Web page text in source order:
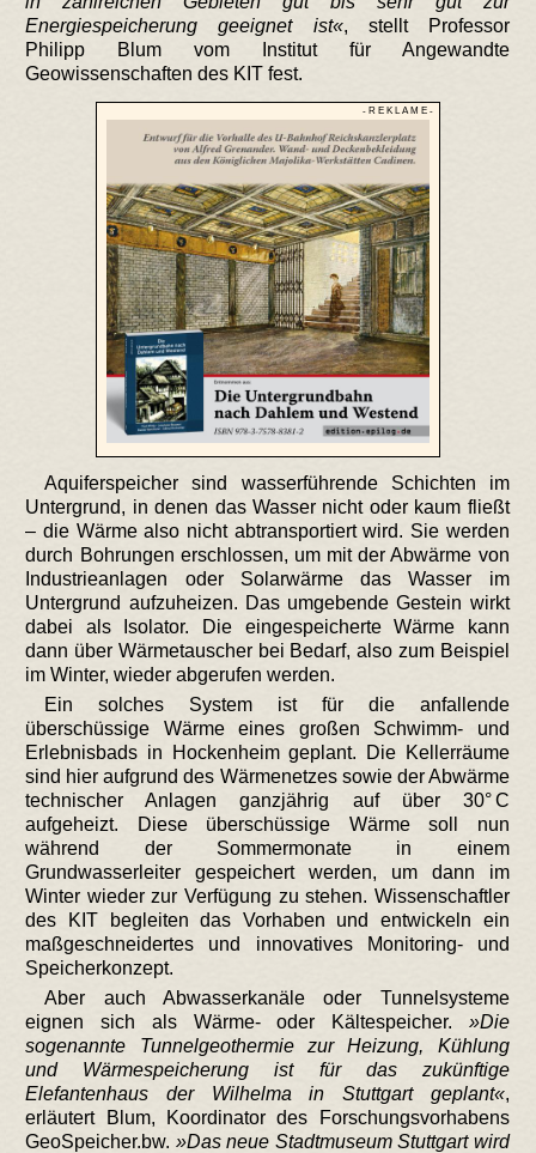
Energiespeicherung geeignet ist , stellt Professor
Philipp Blum vom Institut für Angewandte
Geowissenschaften des KIT fest.
- R E K L A M E -
Aquiferspeicher sind wasserführende Schichten im
Untergrund, in denen das Wasser nicht oder kaum fließt
– die Wärme also nicht abtransportiert wird. Sie werden
durch Bohrungen erschlossen, um mit der Abwärme von
Industrieanlagen oder Solarwärme das Wasser im
Untergrund aufzuheizen. Das umgebende Gestein wirkt
dabei als Isolator. Die eingespeicherte Wärme kann
dann über Wärmetauscher bei Bedarf, also zum Beispiel
im Winter, wieder abgerufen werden.
Ein solches System ist für die anfallende
überschüssige Wärme eines großen Schwimm- und
Erlebnisbads in Hockenheim geplant. Die Kellerräume
sind hier aufgrund des Wärmenetzes sowie der Abwärme
technischer Anlagen ganzjährig auf über 30° C
aufgeheizt. Diese überschüssige Wärme soll nun
während der Sommermonate in einem
Grundwasserleiter gespeichert werden, um dann im
Winter wieder zur Verfügung zu stehen. Wissenschaftler
des KIT begleiten das Vorhaben und entwickeln ein
maßgeschneidertes und innovatives Monitoring- und
Speicherkonzept.
Aber auch Abwasserkanäle oder Tunnelsysteme
eignen sich als Wärme- oder Kältespeicher.
Die
sogenannte Tunnelgeothermie zur Heizung, Kühlung
und Wärmespeicherung ist für das zukünftige
Elefantenhaus der Wilhelma in Stuttgart geplant ,
erläutert Blum, Koordinator des Forschungsvorhabens
GeoSpeicher.bw.
Das neue Stadtmuseum Stuttgart wird